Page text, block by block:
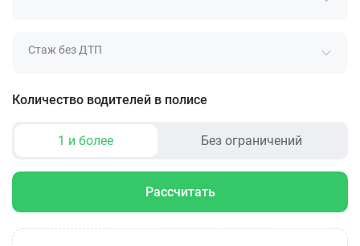
Стаж без ДТП
Количество водителей в полисе
1 и более Без ограничений
Рассчитать